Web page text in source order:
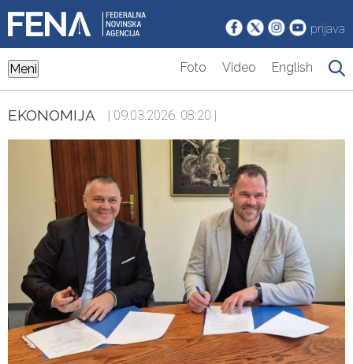
prijava
Meni Foto Video English
EKONOMIJA | 09.03.2026. 08:20 |